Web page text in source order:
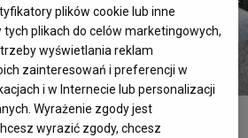
plików cookie lub inne
plikach do celów marketingowych,
wyświetlania reklam
zainteresowań i preferencji w
i w Internecie lub personalizacji
Wyrażenie zgody jest
wyrazić zgody, chcesz